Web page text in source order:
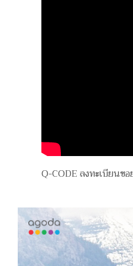
Q-CODE ลงทะเบียนข